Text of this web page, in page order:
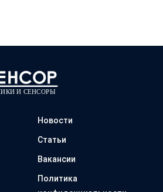
Новости
Статьи
Вакансии
Политика